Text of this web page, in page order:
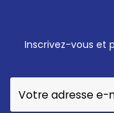
Inscrivez-vous et